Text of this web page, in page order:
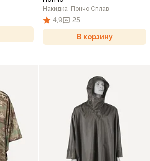
Накидка-Пончо Сплав
4,9 25
В корзину